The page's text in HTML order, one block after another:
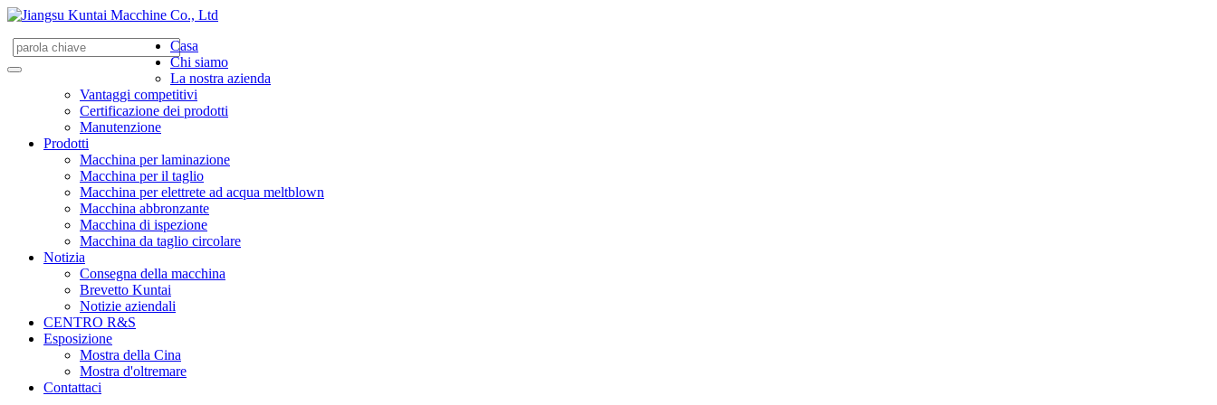
Casa
Chi siamo
La nostra azienda
Vantaggi competitivi
Certificazione dei prodotti
Manutenzione
Prodotti
Macchina per laminazione
Macchina per il taglio
Macchina per elettrete ad acqua meltblown
Macchina abbronzante
Macchina di ispezione
Macchina da taglio circolare
Notizia
Consegna della macchina
Brevetto Kuntai
Notizie aziendali
CENTRO R&S
Esposizione
Mostra della Cina
Mostra d'oltremare
Contattaci